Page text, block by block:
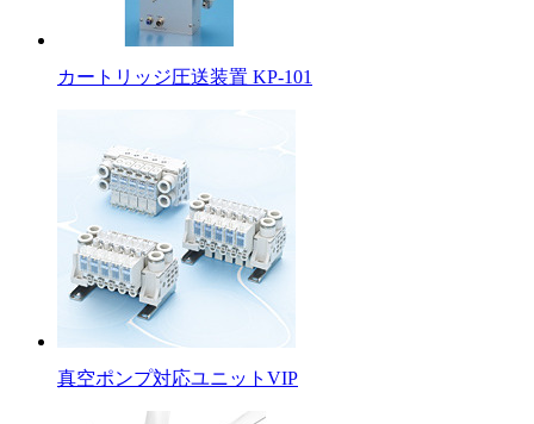
カートリッジ圧送装置 KP-101
真空ポンプ対応ユニットVIP